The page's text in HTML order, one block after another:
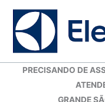
para
conteúdo
PRECISANDO DE
GRANDE